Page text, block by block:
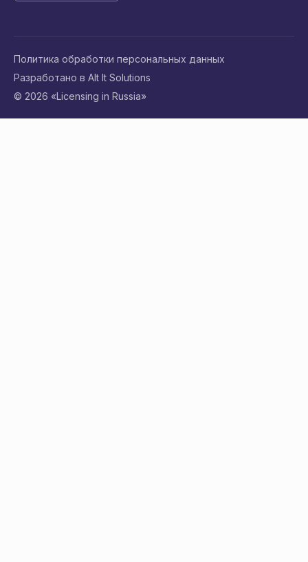
© 2026 «Licensing in Russia»
Политика обработки персональных данных
Разработано в Alt It Solutions